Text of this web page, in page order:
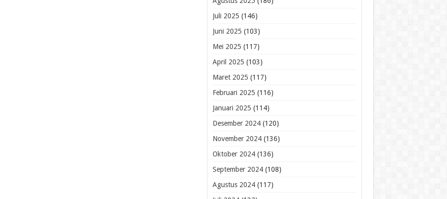
Juli 2025 (146)
Juni 2025 (103)
Mei 2025 (117)
April 2025 (103)
Maret 2025 (117)
Februari 2025 (116)
Januari 2025 (114)
Desember 2024(120)
November 2024(136)
Oktober 2024(136)
September 2024(108)
Agustus 2024(117)